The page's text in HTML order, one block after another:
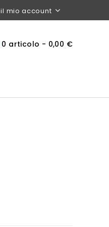
il mio account
0 articolo - 0,00 €